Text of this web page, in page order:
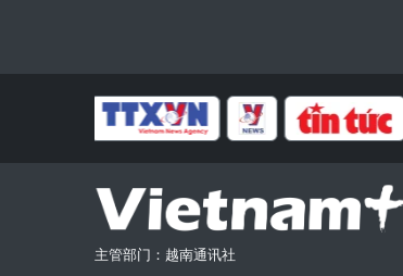
主管部门：越南通讯社